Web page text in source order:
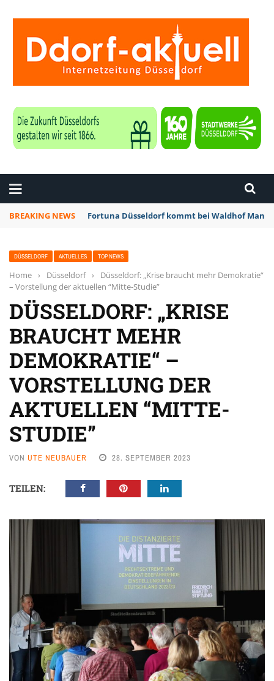
BREAKING NEWS Fortuna Düsseldorf kommt bei Waldhof
DÜSSELDORF AKTUELLES TOP NEWS
Home › Düsseldorf ›
Düsseldorf: „Krise braucht mehr Demokratie“
– Vorstellung der aktuellen “Mitte-Studie”
DÜSSELDORF: „KRISE
BRAUCHT MEHR
DEMOKRATIE“ –
VORSTELLUNG DER
AKTUELLEN “MITTE-
STUDIE”
VON UTE NEUBAUER 28. SEPTEMBER 2023
TEILEN: